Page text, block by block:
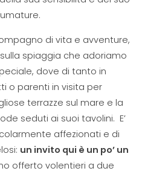
di vita e avventure,
spiaggia che adoriamo
dove di tanto in
o parenti in visita per
terrazze sul mare e la
seduti ai suoi tavolini. E’
affezionati e di
un invito qui è un po’ un
offerto volentieri a due